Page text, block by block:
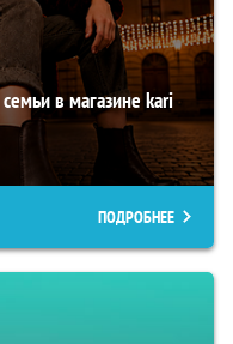
в магазине kari
ПОДРОБНЕЕ